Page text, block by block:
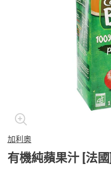
加利奧
有機純蘋果汁 [法國]